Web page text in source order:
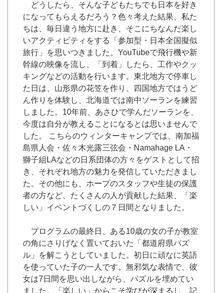
どうしたら、そんな子どもたちでも日本を好き
になってもらえるだろう？色々考えた結果、私た
ちは、毎日違う地方に赴き、そこにちなんだ楽し
いアクティビティをする「参加型・日本全国擬似
旅行」を思いつきました。YouTubeで飛行機や新
幹線の映像を流し、「到着」したら、工作やクッ
キングなどの活動を行います。東北地方で停車し
た日は、山形県の花笠を作り、四国地方ではうど
ん作りを体験し、北海道では南中ソーランを練習
しました。10年前、あさひで学んだソーランを、
今度は自分が教えることになるとは思いませんで
した。 こちらのウィンターキャンプでは、南加福
島県人会・佐々木光露三弦会・Namahage LA・
獅子組LAなどの日系団体の方々をゲストとして招
き、それぞれ地方の魅力を発信していただきまし
た。その他にも、ホープのスタッフや生徒の保護
者の方など、たくさんの人が貢献した結果、「楽
しい」イベントづくしの７日間となりました。
プログラムの最終日、ある10歳の女の子が教室
の角にさりげなく置いておいた「都道府県パズ
ル」を解こうとしていました。初日に頑なに英語
を使っていた子の一人です。無邪気な表情で、彼
女は7日間を思い出しながら、パズルを埋めてい
ました。「楽しい」からこそ学びが深まるし、記